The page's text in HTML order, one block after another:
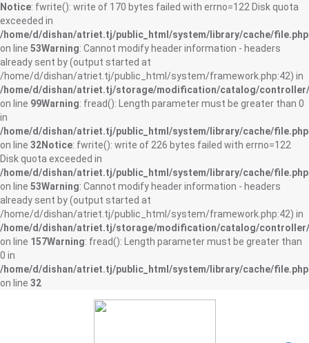
Notice: fwrite(): write of 170 bytes failed with errno=122 Disk quota
exceeded in
/home/d/dishan/atriet.tj/public_html/system/library/cache/file.php
on line 53Warning: Cannot modify header information - headers
already sent by (output started at
/home/d/dishan/atriet.tj/public_html/system/framework.php:42) in
/home/d/dishan/atriet.tj/storage/modification/catalog/
on line 99Warning: fread(): Length parameter must be greater than 0
in
/home/d/dishan/atriet.tj/public_html/system/library/cache/file.php
on line 32Notice: fwrite(): write of 226 bytes failed with errno=122
Disk quota exceeded in
/home/d/dishan/atriet.tj/public_html/system/library/cache/file.php
on line 53Warning: Cannot modify header information - headers
already sent by (output started at
/home/d/dishan/atriet.tj/public_html/system/framework.php:42) in
/home/d/dishan/atriet.tj/storage/modification/catalog/
on line 157Warning: fread(): Length parameter must be greater than
0 in
/home/d/dishan/atriet.tj/public_html/system/library/cache/file.php
on line 32